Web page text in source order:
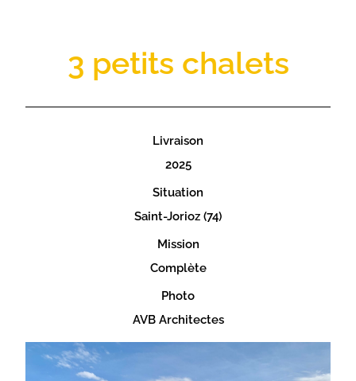
3 petits chalets
Livraison
2025
Situation
Saint-Jorioz (74)
Mission
Complète
Photo
AVB Architectes